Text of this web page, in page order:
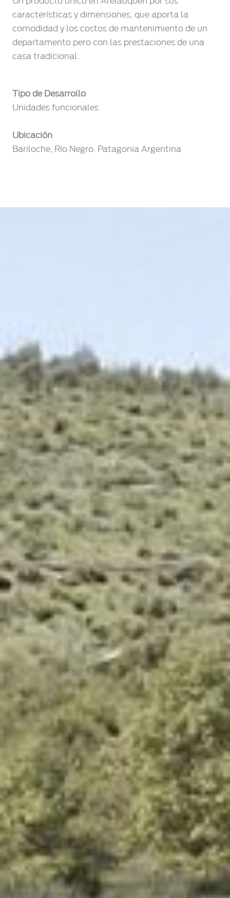
características y dimensiones, que aporta la
comodidad y los costos de mantenimiento de un
departamento pero con las prestaciones de una
casa tradicional.
Tipo de Desarrollo
Unidades funcionales
Ubicación
Bariloche, Río Negro. Patagonia Argentina